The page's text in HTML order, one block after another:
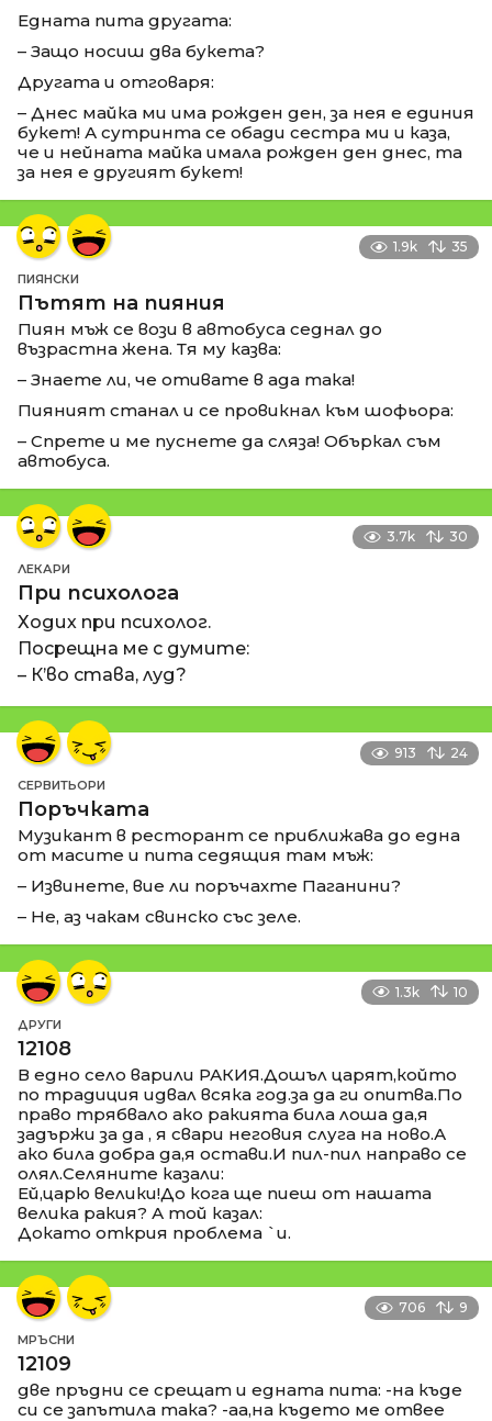
Едната пита другата:
– Защо носиш два букета?
Другата и отговаря:
– Днес майка ми има рожден ден, за нея е единия
букет! А сутринта се обади сестра ми и каза,
че и нейната майка имала рожден ден днес, та
за нея е другият букет!
1.9k 35
ПИЯНСКИ
Пътят на пияния
Пиян мъж се вози в автобуса седнал до
възрастна жена. Тя му казва:
– Знаете ли, че отивате в ада така!
Пияният станал и се провикнал към шофьора:
– Спрете и ме пуснете да сляза! Объркал съм
автобуса.
3.7k 30
ЛЕКАРИ
При психолога
Ходих при психолог.
Посрещна ме с думите:
– К’во става, луд?
913 24
СЕРВИТЬОРИ
Поръчката
Музикант в ресторант се приближава до една
от масите и пита седящия там мъж:
– Извинете, вие ли поръчахте Паганини?
– Не, аз чакам свинско със зеле.
1.3k 10
ДРУГИ
12108
В едно село варили РАКИЯ.Дошъл царят,който
по традиция идвал всяка год.за да ги опитва.По
право трябвало ако ракията била лоша да,я
задържи за да , я свари неговия слуга на ново.А
ако била добра да,я остави.И пил-пил направо се
олял.Селяните казали:
Ей,царю велики!До кога ще пиеш от нашата
велика ракия? А той казал:
Докато открия проблема `и.
706 9
МРЪСНИ
12109
две пръдни се срещат и едната пита: -на къде
си се запътила така? -аа,на където ме отвее